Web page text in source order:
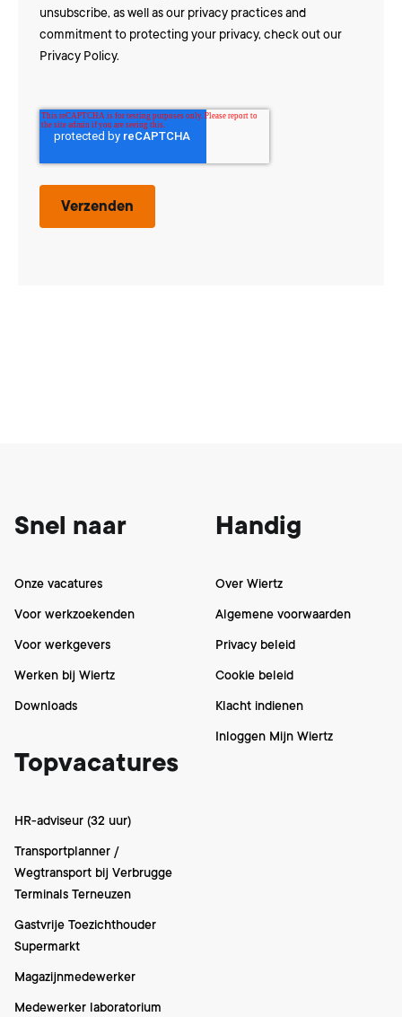
unsubscribe, as well as our privacy practices and
commitment to protecting your privacy, check out our
Privacy Policy.
Snel naar
Onze vacatures
Voor werkzoekenden
Voor werkgevers
Werken bij Wiertz
Downloads
Topvacatures
HR-adviseur (32 uur)
Transportplanner /
Wegtransport bij Verbrugge
Terminals Terneuzen
Gastvrije Toezichthouder
Supermarkt
Magazijnmedewerker
Medewerker laboratorium
Handig
Over Wiertz
Algemene voorwaarden
Privacy beleid
Cookie beleid
Klacht indienen
Inloggen Mijn Wiertz